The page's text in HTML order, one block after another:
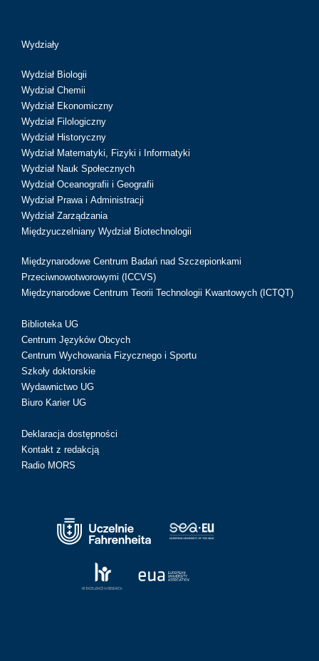
Wydziały
Wydział Biologii
Wydział Chemii
Wydział Ekonomiczny
Wydział Filologiczny
Wydział Historyczny
Wydział Matematyki, Fizyki i Informatyki
Wydział Nauk Społecznych
Wydział Oceanografii i Geografii
Wydział Prawa i Administracji
Wydział Zarządzania
Międzyuczelniany Wydział Biotechnologii
Międzynarodowe Centrum Badań nad Szczepionkami
Przeciwnowotworowymi (ICCVS)
Międzynarodowe Centrum Teorii Technologii Kwantowych (ICTQT)
Biblioteka UG
Centrum Języków Obcych
Centrum Wychowania Fizycznego i Sportu
Szkoły doktorskie
Wydawnictwo UG
Biuro Karier UG
Deklaracja dostępności
Kontakt z redakcją
Radio MORS